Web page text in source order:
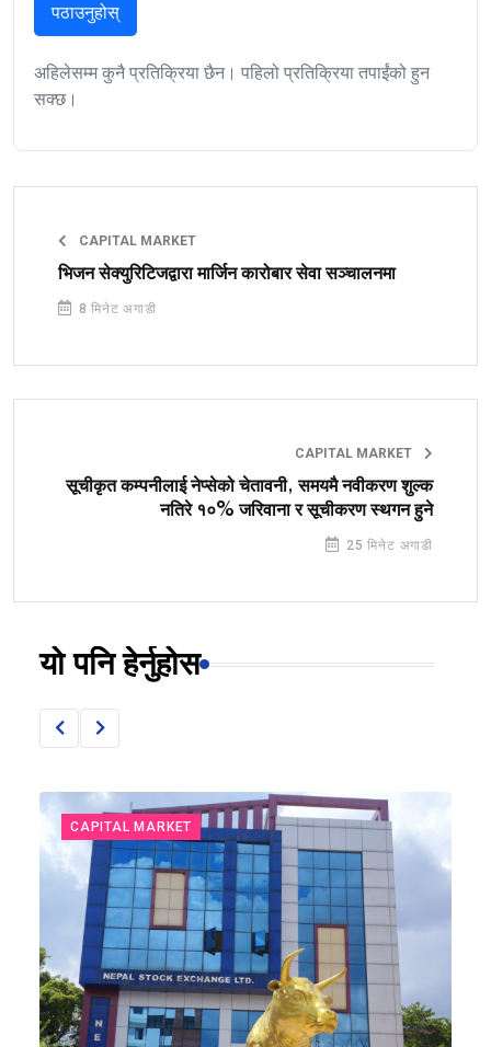
पठाउनुहोस्
अहिलेसम्म कुनै प्रतिक्रिया छैन। पहिलो प्रतिक्रिया तपाईंको हुन
सक्छ।
CAPITAL MARKET
भिजन सेक्युरिटिजद्वारा मार्जिन कारोबार सेवा सञ्चालनमा
8 मिनेट अगाडी
CAPITAL MARKET
सूचीकृत कम्पनीलाई नेप्सेको चेतावनी, समयमै नवीकरण शुल्क
नतिरे १०% जरिवाना र सूचीकरण स्थगन हुने
25 मिनेट अगाडी
यो पनि हेर्नुहोस
CAPITAL MARKET